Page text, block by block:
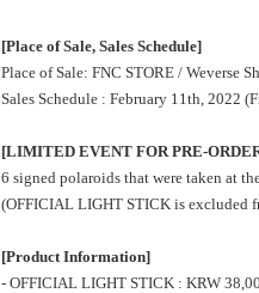
[Place of Sale, Sales Schedule]
Place of Sale: FNC STORE / Weverse
Sales Schedule : February 11th, 2022
[LIMITED EVENT FOR PRE-
6 signed polaroids that were taken at
(OFFICIAL LIGHT STICK is excluded
[Product Information]
- OFFICIAL LIGHT STICK : KRW